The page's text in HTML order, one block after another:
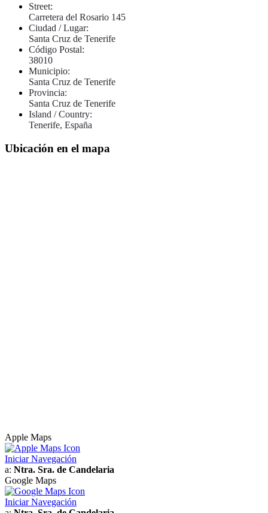
Street:
Carretera del Rosario 145
Ciudad / Lugar:
Santa Cruz de Tenerife
Código Postal:
38010
Municipio:
Santa Cruz de Tenerife
Provincia:
Santa Cruz de Tenerife
Island / Country:
Tenerife, España
Ubicación en el mapa
Apple Maps
Iniciar Navegación
a: Ntra. Sra. de Candelaria
Google Maps
Iniciar Navegación